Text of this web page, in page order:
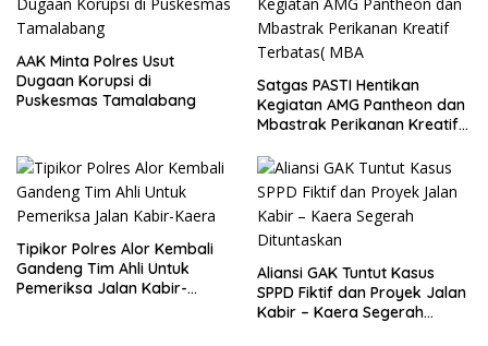
AAK Minta Polres Usut
Dugaan Korupsi di
Puskesmas Tamalabang
Satgas PASTI Hentikan
Kegiatan AMG Pantheon dan
Mbastrak Perikanan Kreatif
Tipikor Polres Alor Kembali
Gandeng Tim Ahli Untuk
Pemeriksa Jalan Kabir-
Aliansi GAK Tuntut Kasus
SPPD Fiktif dan Proyek Jalan
Kabir – Kaera Segerah